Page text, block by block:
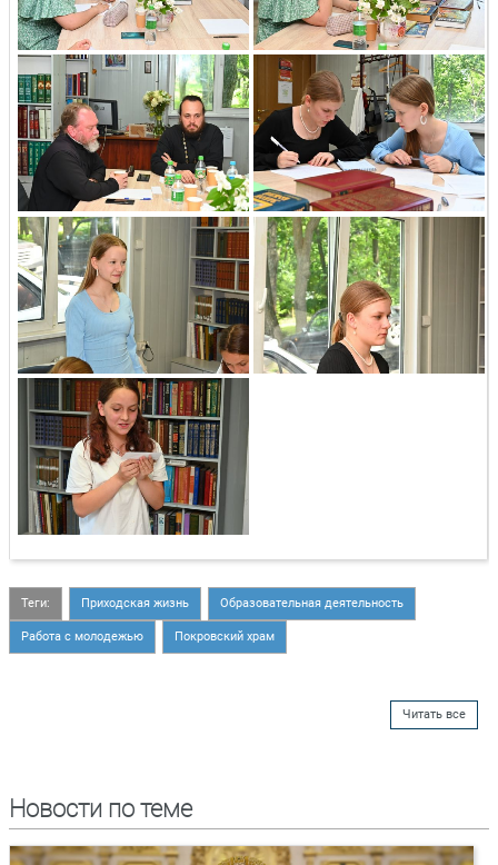
Теги: Приходская жизнь Образовательная деятельность
Работа с молодежью Покровский храм
Читать все
Новости по теме